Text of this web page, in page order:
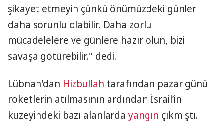
şikayet etmeyin çünkü önümüzdeki günler
daha sorunlu olabilir. Daha zorlu
mücadelelere ve günlere hazır olun, bizi
savaşa götürebilir." dedi.
Lübnan'dan Hizbullah tarafından pazar günü
roketlerin atılmasının ardından İsrail’in
kuzeyindeki bazı alanlarda yangın çıkmıştı.